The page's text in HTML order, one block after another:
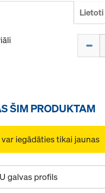
ŠIM PRODUKTAM
iegādāties tikai jaunas
U galvas profils